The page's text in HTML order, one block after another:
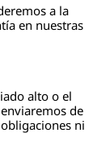
a la
en nuestras
alto o el
de
ni